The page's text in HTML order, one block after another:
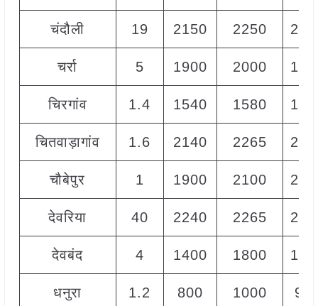
चंदौली 19 2150 2250
चर्रा 5 1900 2000
चिरगांव 1.4 1540 1580
चितवाड़ागांव 1.6 2140 2265
चौबेपुर 1 1900 2100
देवरिया 40 2240 2265
देवबंद 4 1400 1800
धनुरा 1.2 800 1000